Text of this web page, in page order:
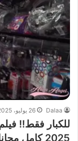
Dalaa 26 يوليو، 2025
للكبار فقط!!
2025 كامل مجانا